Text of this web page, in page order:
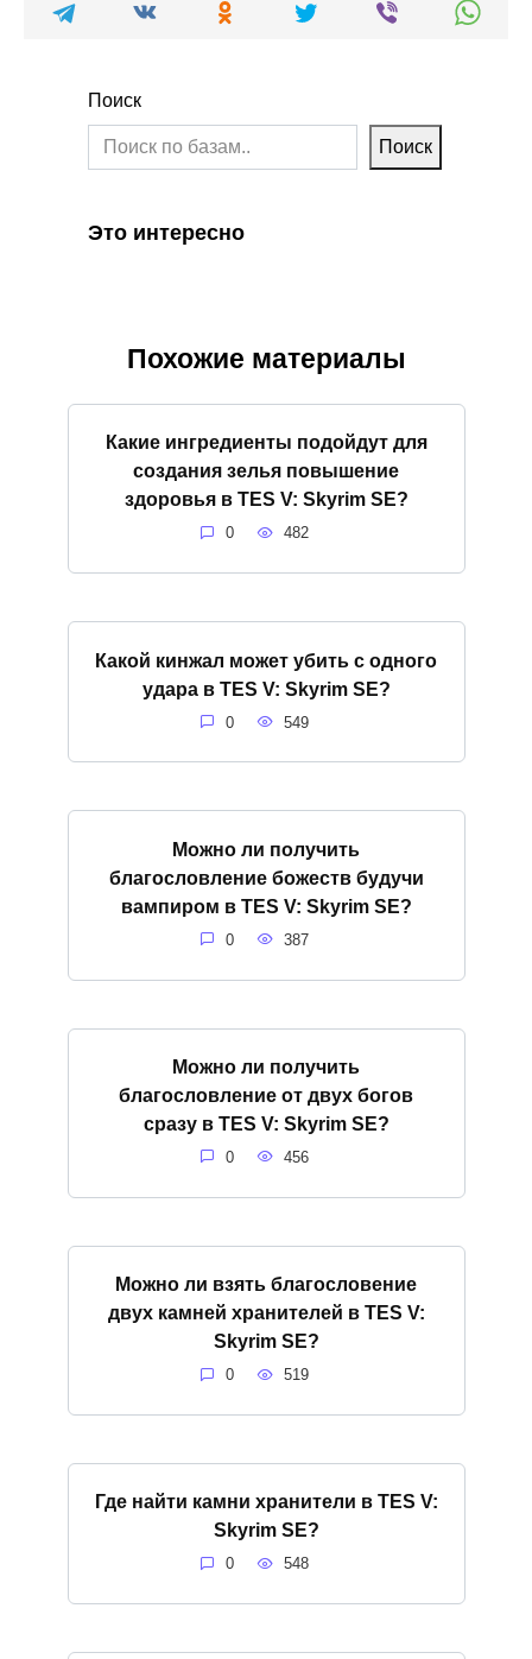
Поиск
Поиск
Это интересно
Похожие материалы
Какие ингредиенты подойдут для
создания зелья повышение
здоровья в TES V: Skyrim SE?
0 482
Какой кинжал может убить с одного
удара в TES V: Skyrim SE?
0 549
Можно ли получить
благословление божеств будучи
вампиром в TES V: Skyrim SE?
0 387
Можно ли получить
благословление от двух богов
сразу в TES V: Skyrim SE?
0 456
Можно ли взять благословение
двух камней хранителей в TES V:
Skyrim SE?
0 519
Где найти камни хранители в TES V:
Skyrim SE?
0 548